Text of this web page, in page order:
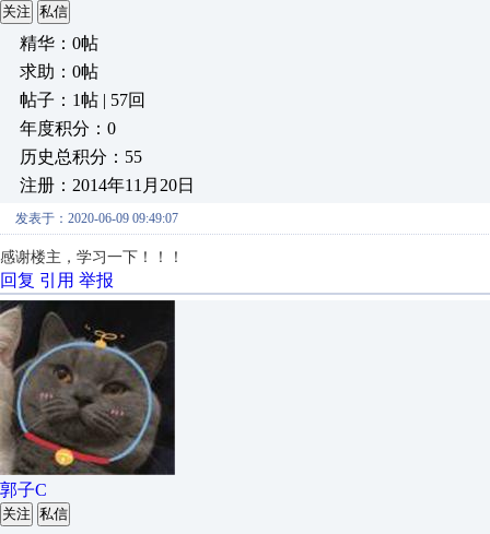
关注 私信
精华：0帖
求助：0帖
帖子：1帖 | 57回
年度积分：0
历史总积分：55
注册：2014年11月20日
发表于：2020-06-09 09:49:07
感谢楼主， 学习一下！！！
回复 引用 举报
郭子C
关注 私信